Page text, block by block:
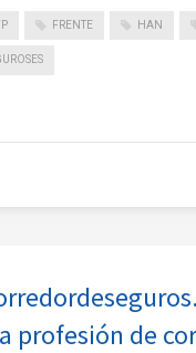
FRENTE HAN
profesión de